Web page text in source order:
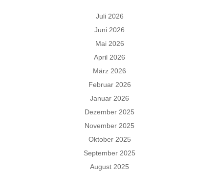
Juli 2026
Juni 2026
Mai 2026
April 2026
März 2026
Februar 2026
Januar 2026
Dezember 2025
November 2025
Oktober 2025
September 2025
August 2025